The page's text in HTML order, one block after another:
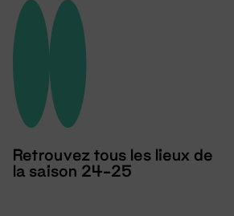
Retrouvez tous les lieux de
la saison 24-25